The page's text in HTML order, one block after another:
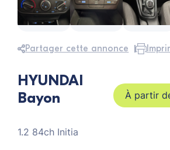
Partager cette annonce
HYUNDAI
Bayon
1.2 84ch Initia